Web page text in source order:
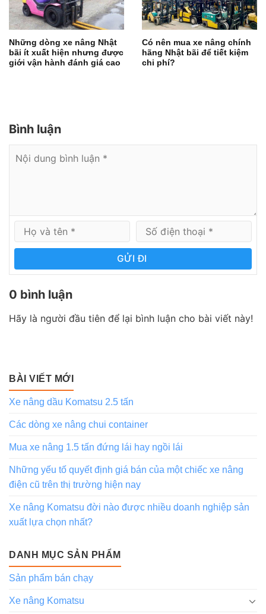
Những dòng xe nâng Nhật
bãi ít xuất hiện nhưng được
giới vận hành đánh giá cao
Có nên mua xe nâng chính
hãng Nhật bãi để tiết kiệm
chi phí?
Bình luận
GỬI ĐI
0 bình luận
Hãy là người đầu tiên để lại bình luận cho bài viết này!
BÀI VIẾT MỚI
Xe nâng dầu Komatsu 2.5 tấn
Các dòng xe nâng chui container
Mua xe nâng 1.5 tấn đứng lái hay ngồi lái
Những yếu tố quyết định giá bán của một chiếc xe nâng
điện cũ trên thị trường hiện nay
Xe nâng Komatsu đời nào được nhiều doanh nghiệp sản
xuất lựa chọn nhất?
DANH MỤC SẢN PHẨM
Sản phẩm bán chạy
Xe nâng Komatsu